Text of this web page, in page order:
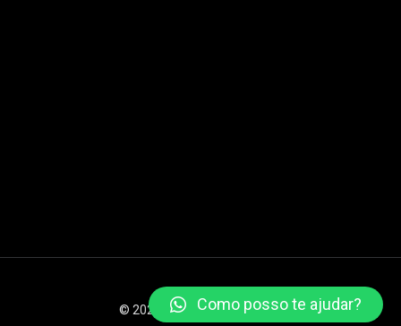
© 2026 XSTEAM Todos os direitos reservados
Como posso te ajudar?